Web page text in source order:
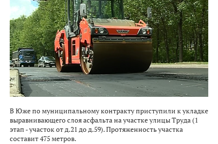
В Юже по муниципальному контракту приступили к укладке
выравнивающего слоя асфальта на участке улицы Труда (1
этап - участок от д.21 до д.59). Протяженность участка
составит 475 метров.